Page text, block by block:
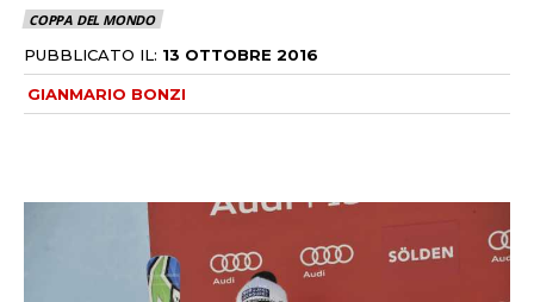
COPPA DEL MONDO
PUBBLICATO IL: 13 OTTOBRE 2016
GIANMARIO BONZI